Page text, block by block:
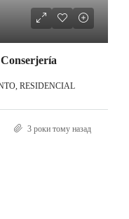
RESIDENCIAL
3 роки тому назад